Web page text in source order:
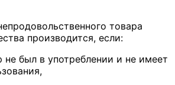
товара
производится, если:
не был в употреблении и не имеет